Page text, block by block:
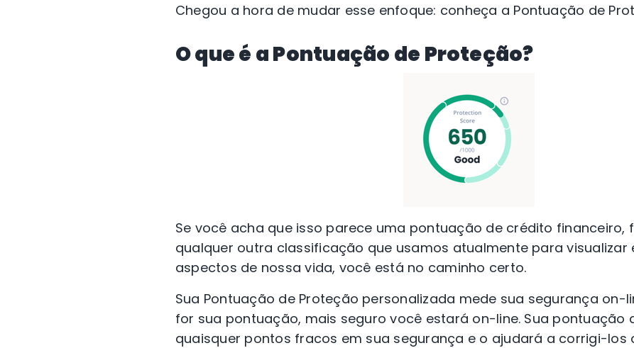
Chegou a hora de mudar esse enfoque: conheça a Pontuação de
O que é a Pontuação de Proteção?
Se você acha que isso parece uma pontuação de crédito financeiro,
qualquer outra classificação que usamos atualmente para visualizar
aspectos de nossa vida, você está no caminho certo.
Sua Pontuação de Proteção personalizada mede sua segurança on-
for sua pontuação, mais seguro você estará on-line. Sua pontuação
quaisquer pontos fracos em sua segurança e o ajudará a corrigi-los